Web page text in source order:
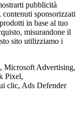
pubblicità
contenuti sponsorizzati
in base al tuo
misurandone il
sito utilizziamo i
Microsoft Advertising,
Pixel,
clic, Ads Defender